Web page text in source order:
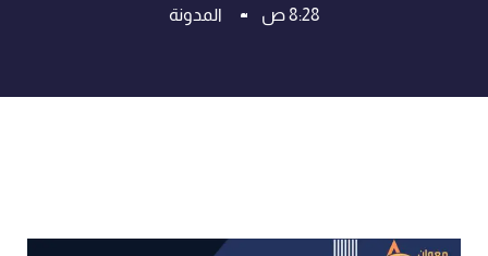
8:28 ص المدونة